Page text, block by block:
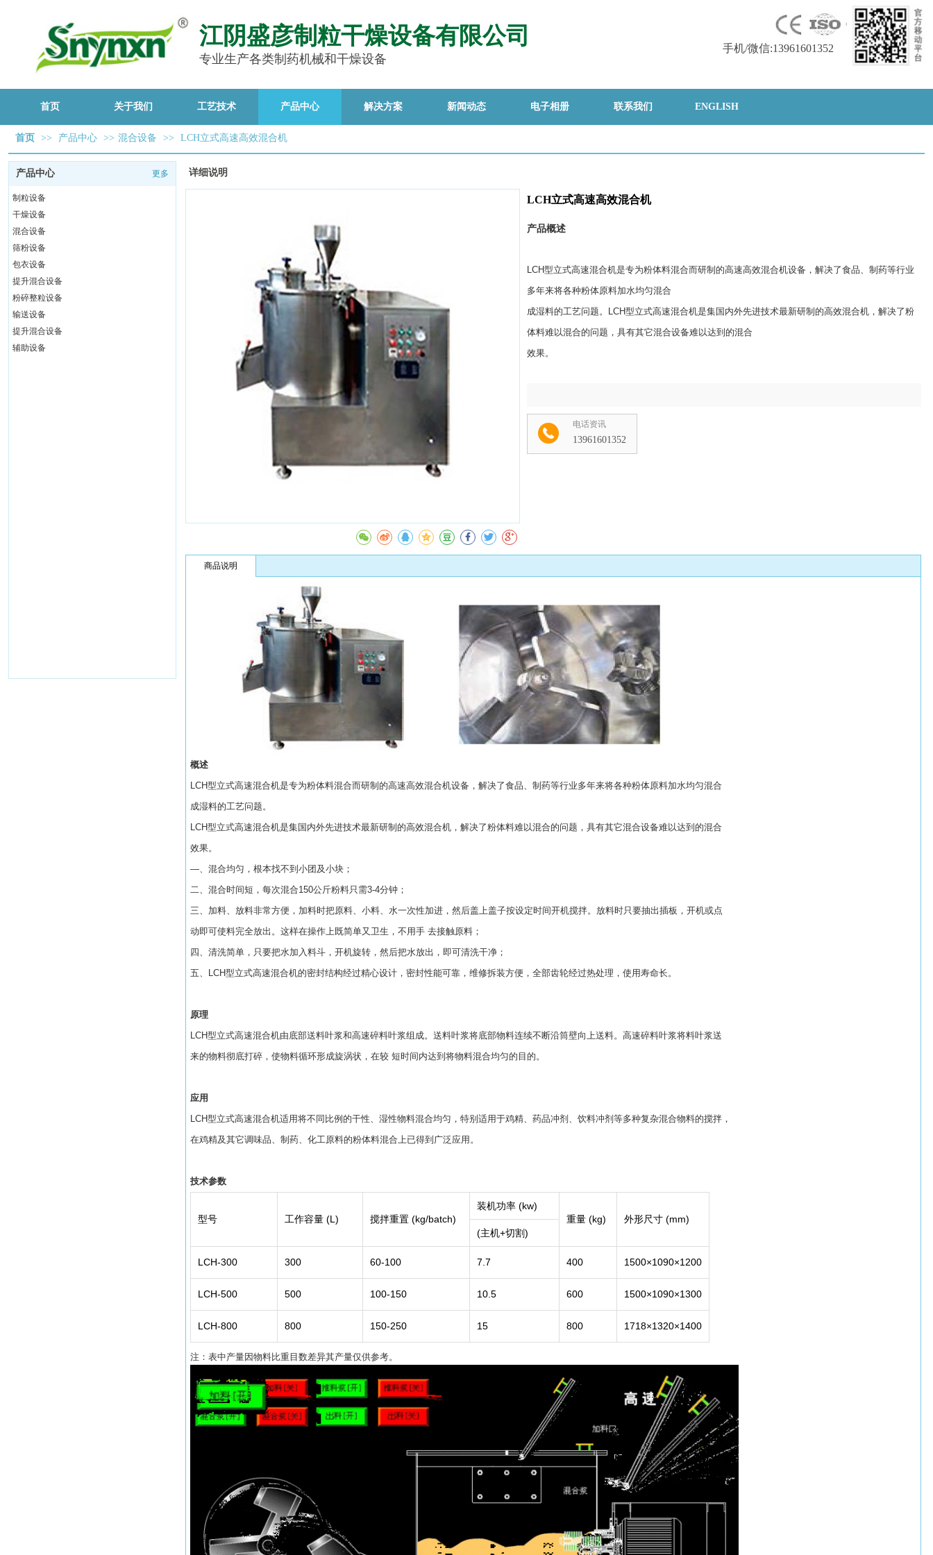
江阴盛彦制粒干燥设备有限公司
专业生产各类制药机械和干燥设备
手机/微信:13961601352
首页 关于我们 工艺技术 产品中心 解决方案 新闻动态 电子相册 联系我们 ENGLISH
首页 >> 产品中心 >> 混合设备 >> LCH立式高速高效混合机
产品中心 更多
制粒设备
干燥设备
混合设备
筛粉设备
包衣设备
提升混合设备
粉碎整粒设备
输送设备
提升混合设备
辅助设备
详细说明
LCH立式高速高效混合机
产品概述
LCH型立式高速混合机是专为粉体料混合而研制的高速高效混合机设备，解决了食品、制药等行业
多年来将各种粉体原料加水均匀混合
成湿料的工艺问题。LCH型立式高速混合机是集国内外先进技术最新研制的高效混合机，解决了粉
体料难以混合的问题，具有其它混合设备难以达到的混合
效果。
电话资讯
13961601352
商品说明
概述
LCH型立式高速混合机是专为粉体料混合而研制的高速高效混合机设备，解决了食品、制药等行业多年来将各种粉体原料加水均匀混合
成湿料的工艺问题。
LCH型立式高速混合机是集国内外先进技术最新研制的高效混合机，解决了粉体料难以混合的问题，具有其它混合设备难以达到的混合
效果。
—、混合均匀，根本找不到小团及小块；
二、混合时间短，每次混合150公斤粉料只需3-4分钟；
三、加料、放料非常方便，加料时把原料、小料、水一次性加进，然后盖上盖子按设定时间开机搅拌。放料时只要抽出插板，开机或点
动即可使料完全放出。这样在操作上既简单又卫生，不用手 去接触原料；
四、清洗简单，只要把水加入料斗，开机旋转，然后把水放出，即可清洗干净；
五、LCH型立式高速混合机的密封结构经过精心设计，密封性能可靠，维修拆装方便，全部齿轮经过热处理，使用寿命长。
原理
LCH型立式高速混合机由底部送料叶浆和高速碎料叶浆组成。送料叶浆将底部物料连续不断沿筒壁向上送料。高速碎料叶浆将料叶浆送
来的物料彻底打碎，使物料循环形成旋涡状，在较 短时间内达到将物料混合均匀的目的。
应用
LCH型立式高速混合机适用将不同比例的干性、湿性物料混合均匀，特别适用于鸡精、药品冲剂、饮料冲剂等多种复杂混合物料的搅拌，
在鸡精及其它调味品、制药、化工原料的粉体料混合上已得到广泛应用。
技术参数
型号 工作容量 (L) 搅拌重置 (kg/batch)
装机功率 (kw)
重量 (kg)
外形尺寸 (mm)
(主机+切割)
LCH-300 300 60-100 7.7 400 1500×1090×1200
LCH-500 500 100-150 10.5 600 1500×1090×1300
LCH-800 800 150-250 15 800 1718×1320×1400
注：表中产量因物料比重目数差异其产量仅供参考。